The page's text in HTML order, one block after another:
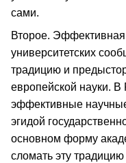
сами.
Второе.
университетских
традицию и
европейской науки. В
эффективные
эгидой
основном форму
сломать эту